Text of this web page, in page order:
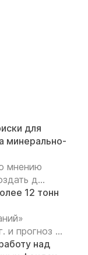
для
минерально-
мнению
д...
12 тонн
и прогноз ...
над